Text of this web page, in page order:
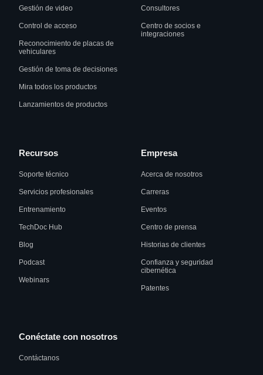
Gestión de video
Control de acceso
Reconocimiento de placas de
vehiculares
Gestión de toma de decisiones
Mira todos los productos
Lanzamientos de productos
Consultores
Centro de socios e
integraciones
Recursos
Soporte técnico
Servicios profesionales
Entrenamiento
TechDoc Hub
Blog
Podcast
Webinars
Empresa
Acerca de nosotros
Carreras
Eventos
Centro de prensa
Historias de clientes
Confianza y seguridad
cibernética
Patentes
Conéctate con nosotros
Contáctanos